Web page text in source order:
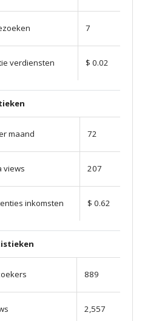
7
verdiensten $ 0.02
maand 72
views 207
inkomsten $ 0.62
889
2,557